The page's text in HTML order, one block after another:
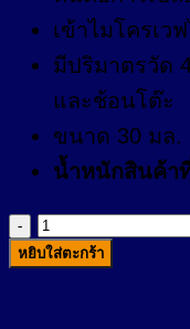
เข้าไมโครเว
มีปริมาตรวัด
และช้อนโต๊ะ
ขนาด 30 มล.
น้ำหนักสินค้า
จำนวน
แก้ว
หยิบใส่ตะกร้า